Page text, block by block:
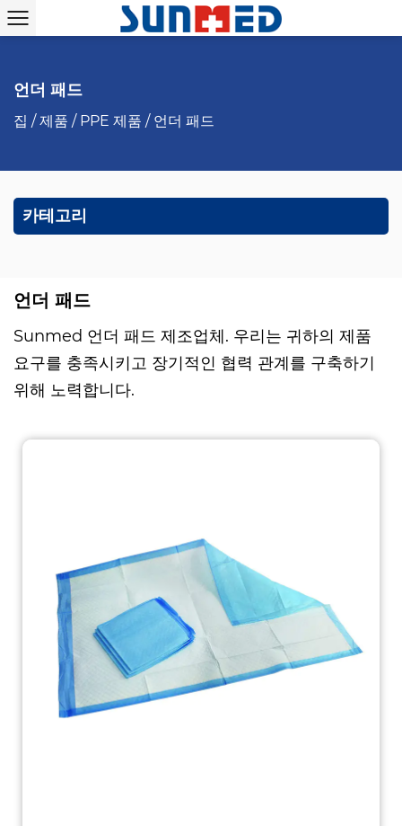
언더 패드
집 /제품 / PPE 제품 / 언더 패드
카테고리
언더 패드
Sunmed 언더 패드 제조업체. 우리는 귀하의 제품
요구를 충족시키고 장기적인 협력 관계를 구축하기
위해 노력합니다.